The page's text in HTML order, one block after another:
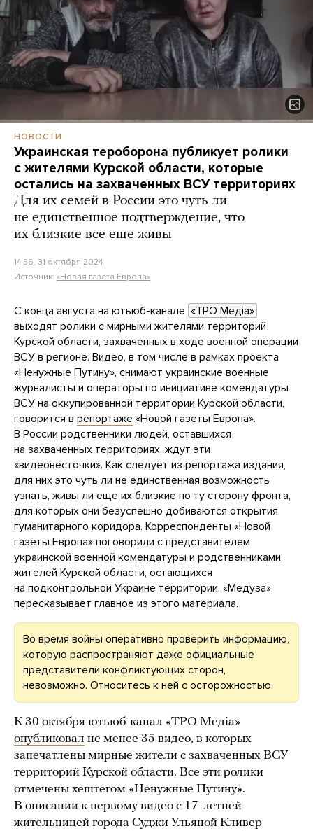
НОВОСТИ
Украинская тероборона публикует ролики
с жителями Курской области, которые
остались на захваченных ВСУ территориях
Для их семей в России это чуть ли
не единственное подтверждение, что
их близкие все еще живы
14:56, 31 октября 2024
Источник: «Новая газета Европа»
С конца августа на ютьюб-канале «ТРО Медіа»
выходят ролики с мирными жителями территорий
Курской области, захваченных в ходе военной операции
ВСУ в регионе. Видео, в том числе в рамках проекта
«Ненужные Путину», снимают украинские военные
журналисты и операторы по инициативе комендатуры
ВСУ на оккупированной территории Курской области,
говорится в репортаже «Новой газеты Европа».
В России родственники людей, оставшихся
на захваченных территориях, ждут эти
«видеовесточки». Как следует из репортажа издания,
для них это чуть ли не единственная возможность
узнать, живы ли еще их близкие по ту сторону фронта,
для которых они безуспешно добиваются открытия
гуманитарного коридора. Корреспонденты «Новой
газеты Европа» поговорили с представителем
украинской военной комендатуры и родственниками
жителей Курской области, остающихся
на подконтрольной Украине территории. «Медуза»
пересказывает главное из этого материала.
Во время войны оперативно проверить информацию,
которую распространяют даже официальные
представители конфликтующих сторон,
невозможно. Относитесь к ней с осторожностью.
К 30 октября ютьюб-канал «ТРО Медіа»
опубликовал не менее 35 видео, в которых
запечатлены мирные жители с захваченных ВСУ
территорий Курской области. Все эти ролики
отмечены хештегом «Ненужные Путину».
В описании к первому видео с 17-летней
жительницей города Суджи Ульяной Кливер